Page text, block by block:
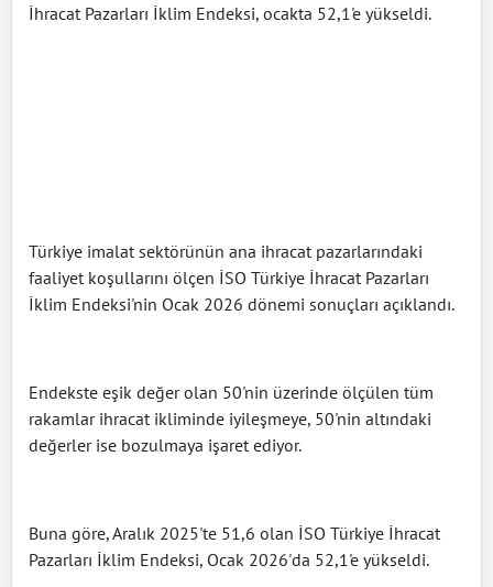
İhracat Pazarları İklim Endeksi, ocakta 52,1'e yükseldi.
Türkiye imalat sektörünün ana ihracat pazarlarındaki
faaliyet koşullarını ölçen İSO Türkiye İhracat Pazarları
İklim Endeksi'nin Ocak 2026 dönemi sonuçları açıklandı.
Endekste eşik değer olan 50'nin üzerinde ölçülen tüm
rakamlar ihracat ikliminde iyileşmeye, 50'nin altındaki
değerler ise bozulmaya işaret ediyor.
Buna göre, Aralık 2025'te 51,6 olan İSO Türkiye İhracat
Pazarları İklim Endeksi, Ocak 2026'da 52,1'e yükseldi.